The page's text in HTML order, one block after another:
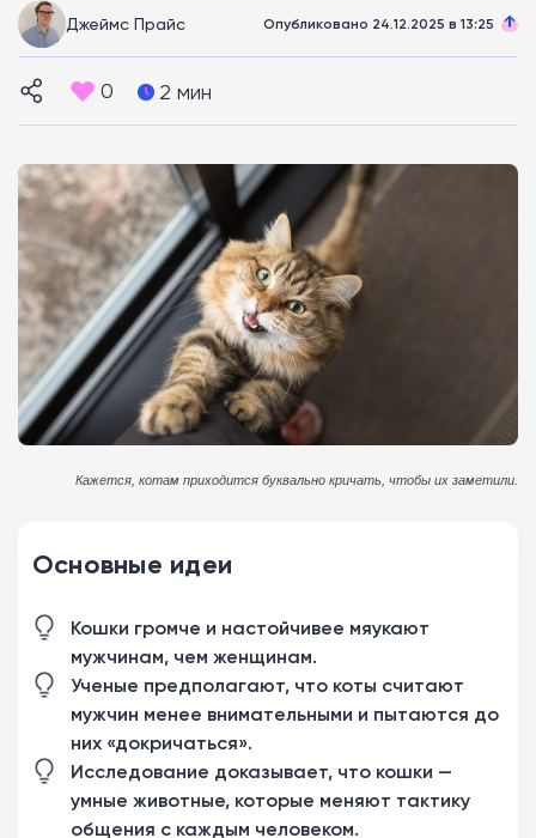
Джеймс Прайс Опубликовано 24.12.2025 в 13:25
0 2 мин
Кажется, котам приходится буквально кричать, чтобы их заметили.
Основные идеи
Кошки громче и настойчивее мяукают
мужчинам, чем женщинам.
Ученые предполагают, что коты считают
мужчин менее внимательными и пытаются до
них «докричаться».
Исследование доказывает, что кошки —
умные животные, которые меняют тактику
общения с каждым человеком.